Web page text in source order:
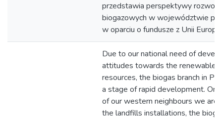
przedstawia perspektywy
biogazowych w województwie
w oparciu o fundusze z Unii
Due to our national need of
attitudes towards the renewable
resources, the biogas branch in
a stage of rapid development. On
of our western neighbours we are
the landfills installations, the